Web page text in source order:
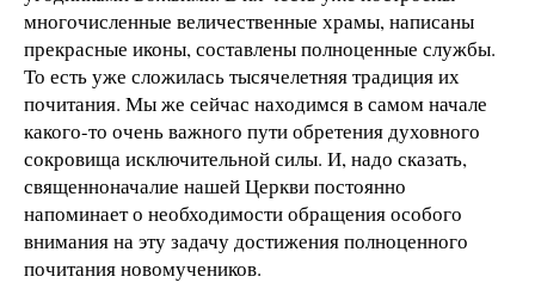
многочисленные величественные храмы, написаны
прекрасные иконы, составлены полноценные службы.
То есть уже сложилась тысячелетняя традиция их
почитания. Мы же сейчас находимся в самом начале
какого-то очень важного пути обретения духовного
сокровища исключительной силы. И, надо сказать,
священноначалие нашей Церкви постоянно
напоминает о необходимости обращения особого
внимания на эту задачу достижения полноценного
почитания новомучеников.